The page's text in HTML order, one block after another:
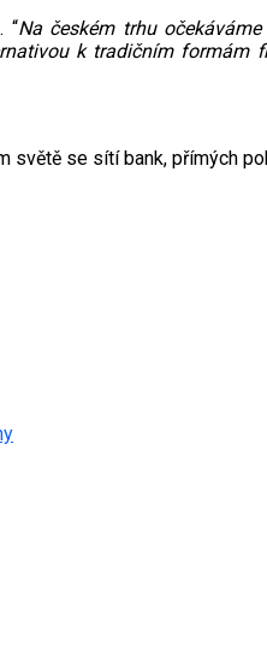
“Na českém trhu
k tradičním formám
světě se sítí bank, přímých